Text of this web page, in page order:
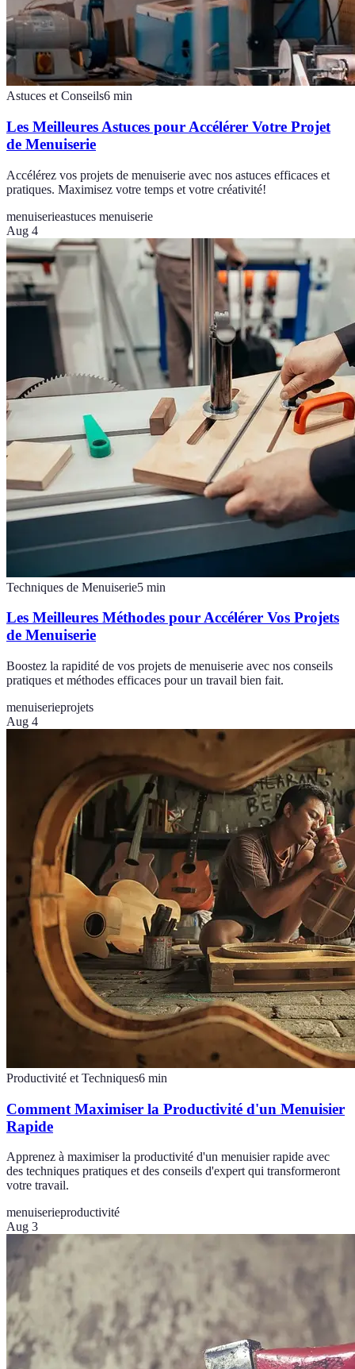
Astuces et Conseils6 min
Les Meilleures Astuces pour Accélérer Votre Projet
de Menuiserie
Accélérez vos projets de menuiserie avec nos astuces efficaces et
pratiques. Maximisez votre temps et votre créativité!
menuiserieastuces menuiserie
Aug 4
Techniques de Menuiserie5 min
Les Meilleures Méthodes pour Accélérer Vos Projets
de Menuiserie
Boostez la rapidité de vos projets de menuiserie avec nos conseils
pratiques et méthodes efficaces pour un travail bien fait.
menuiserieprojets
Aug 4
Productivité et Techniques6 min
Comment Maximiser la Productivité d'un Menuisier
Rapide
Apprenez à maximiser la productivité d'un menuisier rapide avec
des techniques pratiques et des conseils d'expert qui transformeront
votre travail.
menuiserieproductivité
Aug 3